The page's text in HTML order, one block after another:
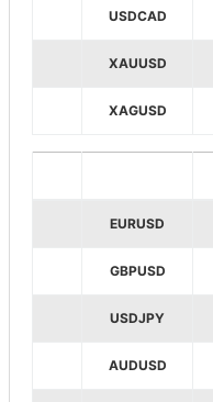
USDCAD
XAUUSD
XAGUSD
EURUSD
GBPUSD
USDJPY
AUDUSD